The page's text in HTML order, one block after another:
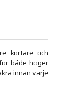
kortare och
både höger
innan varje